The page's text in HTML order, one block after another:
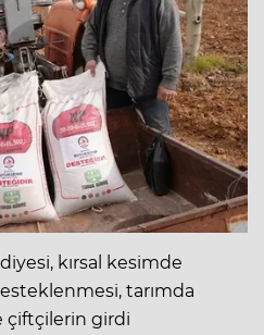
kırsal kesimde
tarımda
çiftçilerin girdi